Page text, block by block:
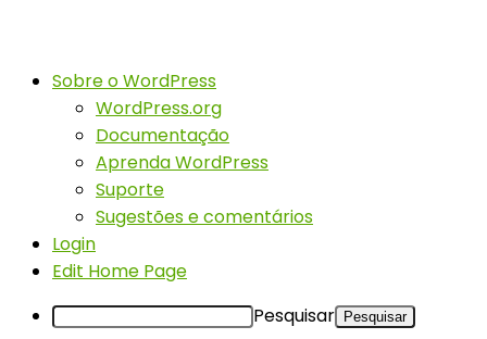
Sobre o WordPress
WordPress.org
Documentação
Aprenda WordPress
Suporte
Sugestões e comentários
Login
Edit Home Page
Pesquisar